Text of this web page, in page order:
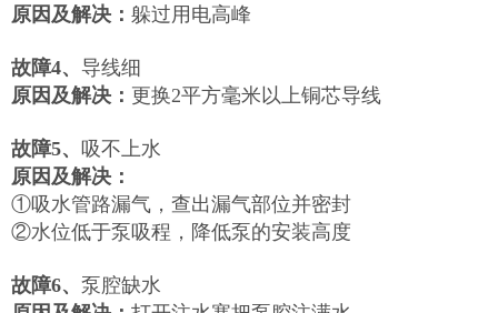
原因及解决： 躲过用电高峰
故障4、 导线细
原因及解决： 更换2平方毫米以上铜芯导线
故障5、 吸不上水
原因及解决：
①吸水管路漏气，查出漏气部位并密封
②水位低于泵吸程，降低泵的安装高度
故障6、 泵腔缺水